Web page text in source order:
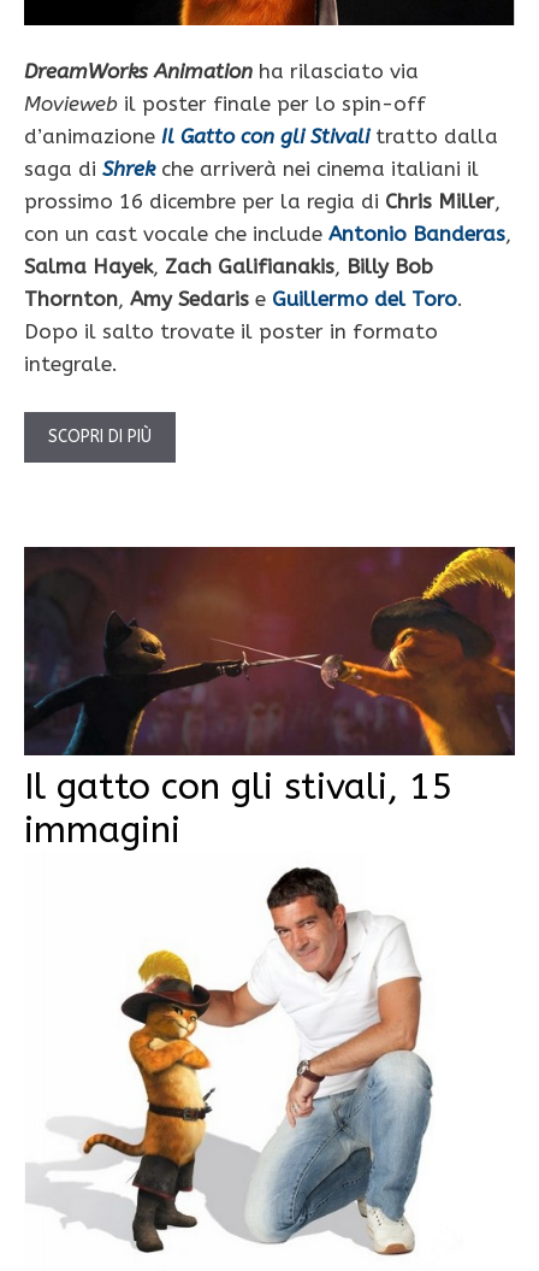
DreamWorks Animation ha rilasciato via
Movieweb il poster finale per lo spin-off
d’animazione Il Gatto con gli Stivalitratto dalla
saga di Shrek che arriverà nei cinema italiani il
prossimo 16 dicembre per la regia di Chris Miller,
con un cast vocale che include Antonio Banderas,
Salma Hayek, Zach Galifianakis, Billy Bob
Thornton, Amy Sedaris e Guillermo del Toro.
Dopo il salto trovate il poster in formato
integrale.
SCOPRI DI PIÙ
Il gatto con gli stivali, 15
immagini